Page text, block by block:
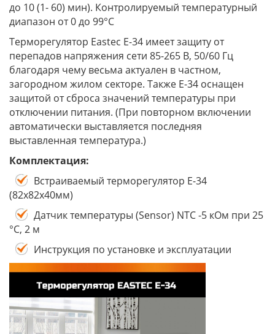
до 10 (1- 60) мин). Контролируемый температурный
диапазон от 0 до 99°C
Терморегулятор Eastec E-34 имеет защиту от
перепадов напряжения сети 85-265 В, 50/60 Гц
благодаря чему весьма актуален в частном,
загородном жилом секторе. Также Е-34 оснащен
защитой от сброса значений температуры при
отключении питания. (При повторном включении
автоматически выставляется последняя
выставленная температура.)
Комплектация:
Встраиваемый терморегулятор Е-34
(82х82х40мм)
Датчик температуры (Sensor) NTC -5 кОм при 25
°С, 2 м
Инструкция по установке и эксплуатации